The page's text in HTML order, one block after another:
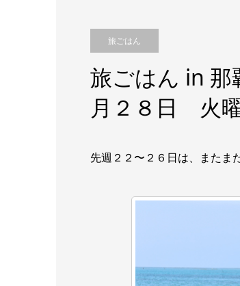
旅ごはん
旅ごはん in
月２８日 火
先週２２〜２６日は、またま